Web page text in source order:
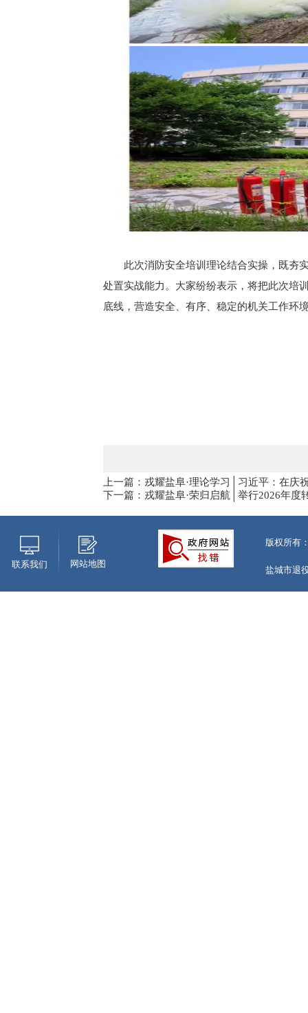
此次消防安全培训理论结合实操，既夯
处置实战能力。大家纷纷表示，将把此次培
底线，营造安全、有序、稳定的机关工作环
上一篇：戎耀盐阜·理论学习│习近平：在庆
下一篇：戎耀盐阜·荣归启航│举行2026年度
联系我们 网站地图
版权所有
盐城市退